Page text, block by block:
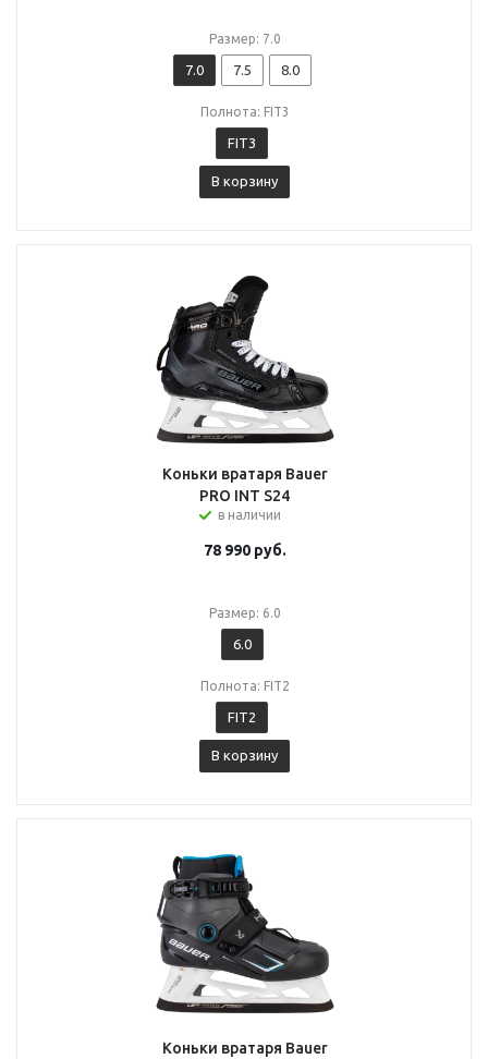
Размер: 7.0
7.0 7.5 8.0
Полнота: FIT3
FIT3
В корзину
Коньки вратаря Bauer
PRO INT S24
в наличии
78 990руб.
Размер: 6.0
6.0
Полнота: FIT2
FIT2
В корзину
Коньки вратаря Bauer